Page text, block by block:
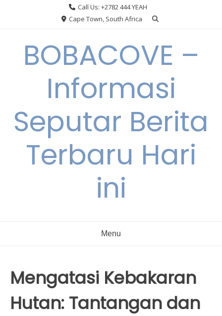
Call Us: +2782 444 YEAH
Cape Town, South Africa
BOBACOVE –
Informasi
Seputar Berita
Terbaru Hari
ini
Menu
Mengatasi Kebakaran
Hutan: Tantangan dan